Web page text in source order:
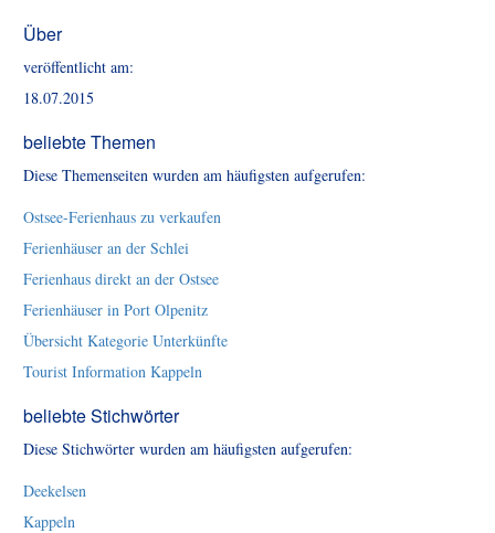
Über
veröffentlicht am:
18.07.2015
beliebte Themen
Diese Themenseiten wurden am häufigsten aufgerufen:
Ostsee-Ferienhaus zu verkaufen
Ferienhäuser an der Schlei
Ferienhaus direkt an der Ostsee
Ferienhäuser in Port Olpenitz
Übersicht Kategorie Unterkünfte
Tourist Information Kappeln
beliebte Stichwörter
Diese Stichwörter wurden am häufigsten aufgerufen:
Deekelsen
Kappeln